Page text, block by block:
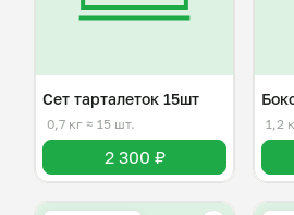
Сет тарталеток 15шт
0,7 кг ≈ 15 шт.
2 300 ₽
1,2